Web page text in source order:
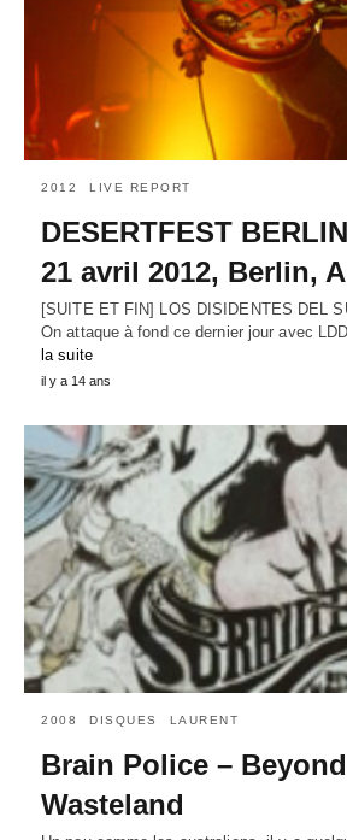
2012 LIVE REPORT
DESERTFEST
21 avril 2012, Berlin,
[SUITE ET FIN] LOS DISIDENTES DEL
On attaque à fond ce dernier jour avec
la suite
il y a 14 ans
2008 DISQUES LAURENT
Brain Police –
Wasteland